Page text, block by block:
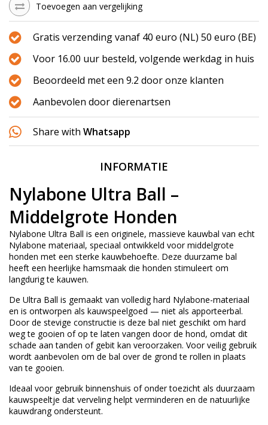
Toevoegen aan vergelijking
Gratis verzending vanaf 40 euro (NL) 50 euro (BE)
Voor 16.00 uur besteld, volgende werkdag in huis
Beoordeeld met een 9.2 door onze klanten
Aanbevolen door dierenartsen
Share with Whatsapp
INFORMATIE
Nylabone Ultra Ball –
Middelgrote Honden
Nylabone Ultra Ball is een originele, massieve kauwbal van echt
Nylabone materiaal, speciaal ontwikkeld voor middelgrote
honden met een sterke kauwbehoefte. Deze duurzame bal
heeft een heerlijke hamsmaak die honden stimuleert om
langdurig te kauwen.
De Ultra Ball is gemaakt van volledig hard Nylabone-materiaal
en is ontworpen als kauwspeelgoed — niet als apporteerbal.
Door de stevige constructie is deze bal niet geschikt om hard
weg te gooien of op te laten vangen door de hond, omdat dit
schade aan tanden of gebit kan veroorzaken. Voor veilig gebruik
wordt aanbevolen om de bal over de grond te rollen in plaats
van te gooien.
Ideaal voor gebruik binnenshuis of onder toezicht als duurzaam
kauwspeeltje dat verveling helpt verminderen en de natuurlijke
kauwdrang ondersteunt.